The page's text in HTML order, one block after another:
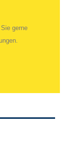
gerne